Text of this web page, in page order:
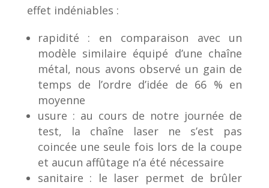
effet indéniables :
rapidité : en comparaison avec un
modèle similaire équipé d’une chaîne
métal, nous avons observé un gain de
temps de l’ordre d’idée de 66 % en
moyenne
usure : au cours de notre journée de
test, la chaîne laser ne s’est pas
coincée une seule fois lors de la coupe
et aucun affûtage n’a été nécessaire
sanitaire : le laser permet de brûler